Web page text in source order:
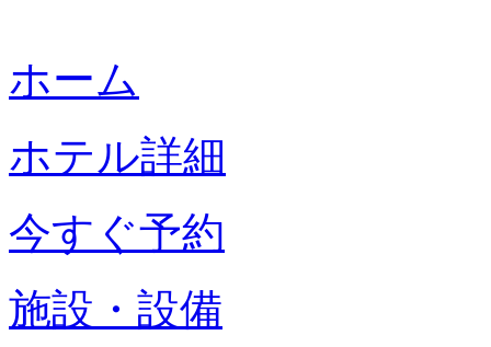
ホーム
ホテル詳細
今すぐ予約
施設・設備